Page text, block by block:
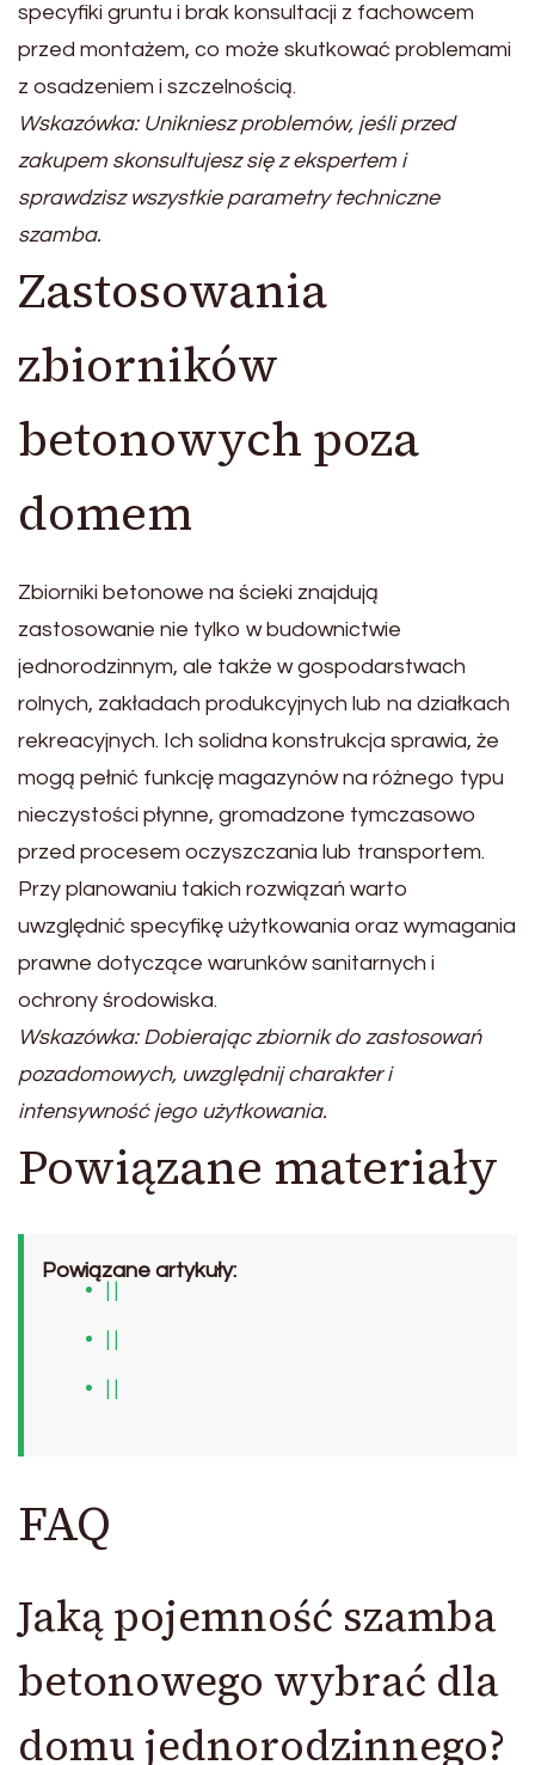
specyfiki gruntu i brak konsultacji z fachowcem
przed montażem, co może skutkować problemami
z osadzeniem i szczelnością.
Wskazówka: Unikniesz problemów, jeśli przed
zakupem skonsultujesz się z ekspertem i
sprawdzisz wszystkie parametry techniczne
szamba.
Zastosowania
zbiorników
betonowych poza
domem
Zbiorniki betonowe na ścieki znajdują
zastosowanie nie tylko w budownictwie
jednorodzinnym, ale także w gospodarstwach
rolnych, zakładach produkcyjnych lub na działkach
rekreacyjnych. Ich solidna konstrukcja sprawia, że
mogą pełnić funkcję magazynów na różnego typu
nieczystości płynne, gromadzone tymczasowo
przed procesem oczyszczania lub transportem.
Przy planowaniu takich rozwiązań warto
uwzględnić specyfikę użytkowania oraz wymagania
prawne dotyczące warunków sanitarnych i
ochrony środowiska.
Wskazówka: Dobierając zbiornik do zastosowań
pozadomowych, uwzględnij charakter i
intensywność jego użytkowania.
Powiązane materiały
Powiązane artykuły:
FAQ
Jaką pojemność szamba
betonowego wybrać dla
domu jednorodzinnego?